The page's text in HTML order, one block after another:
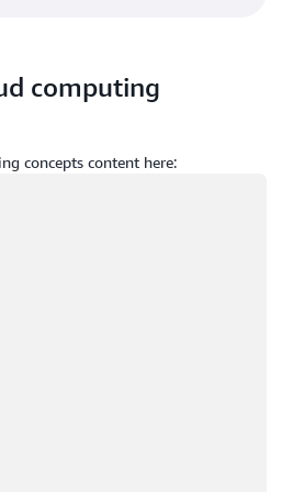
computing
concepts content here: